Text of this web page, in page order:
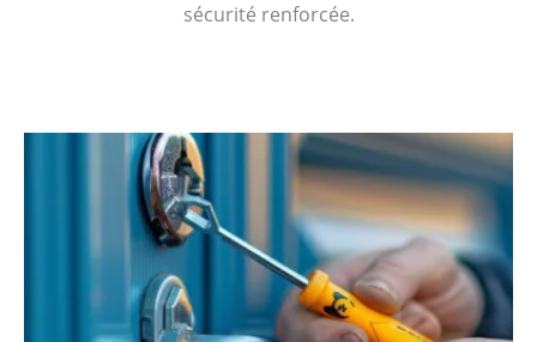
sécurité renforcée.